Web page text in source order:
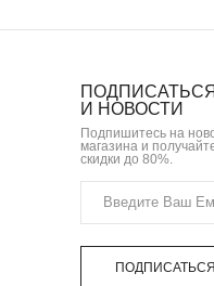
И НОВОСТИ
Подпишитесь на
магазина и
скидки до 80%.